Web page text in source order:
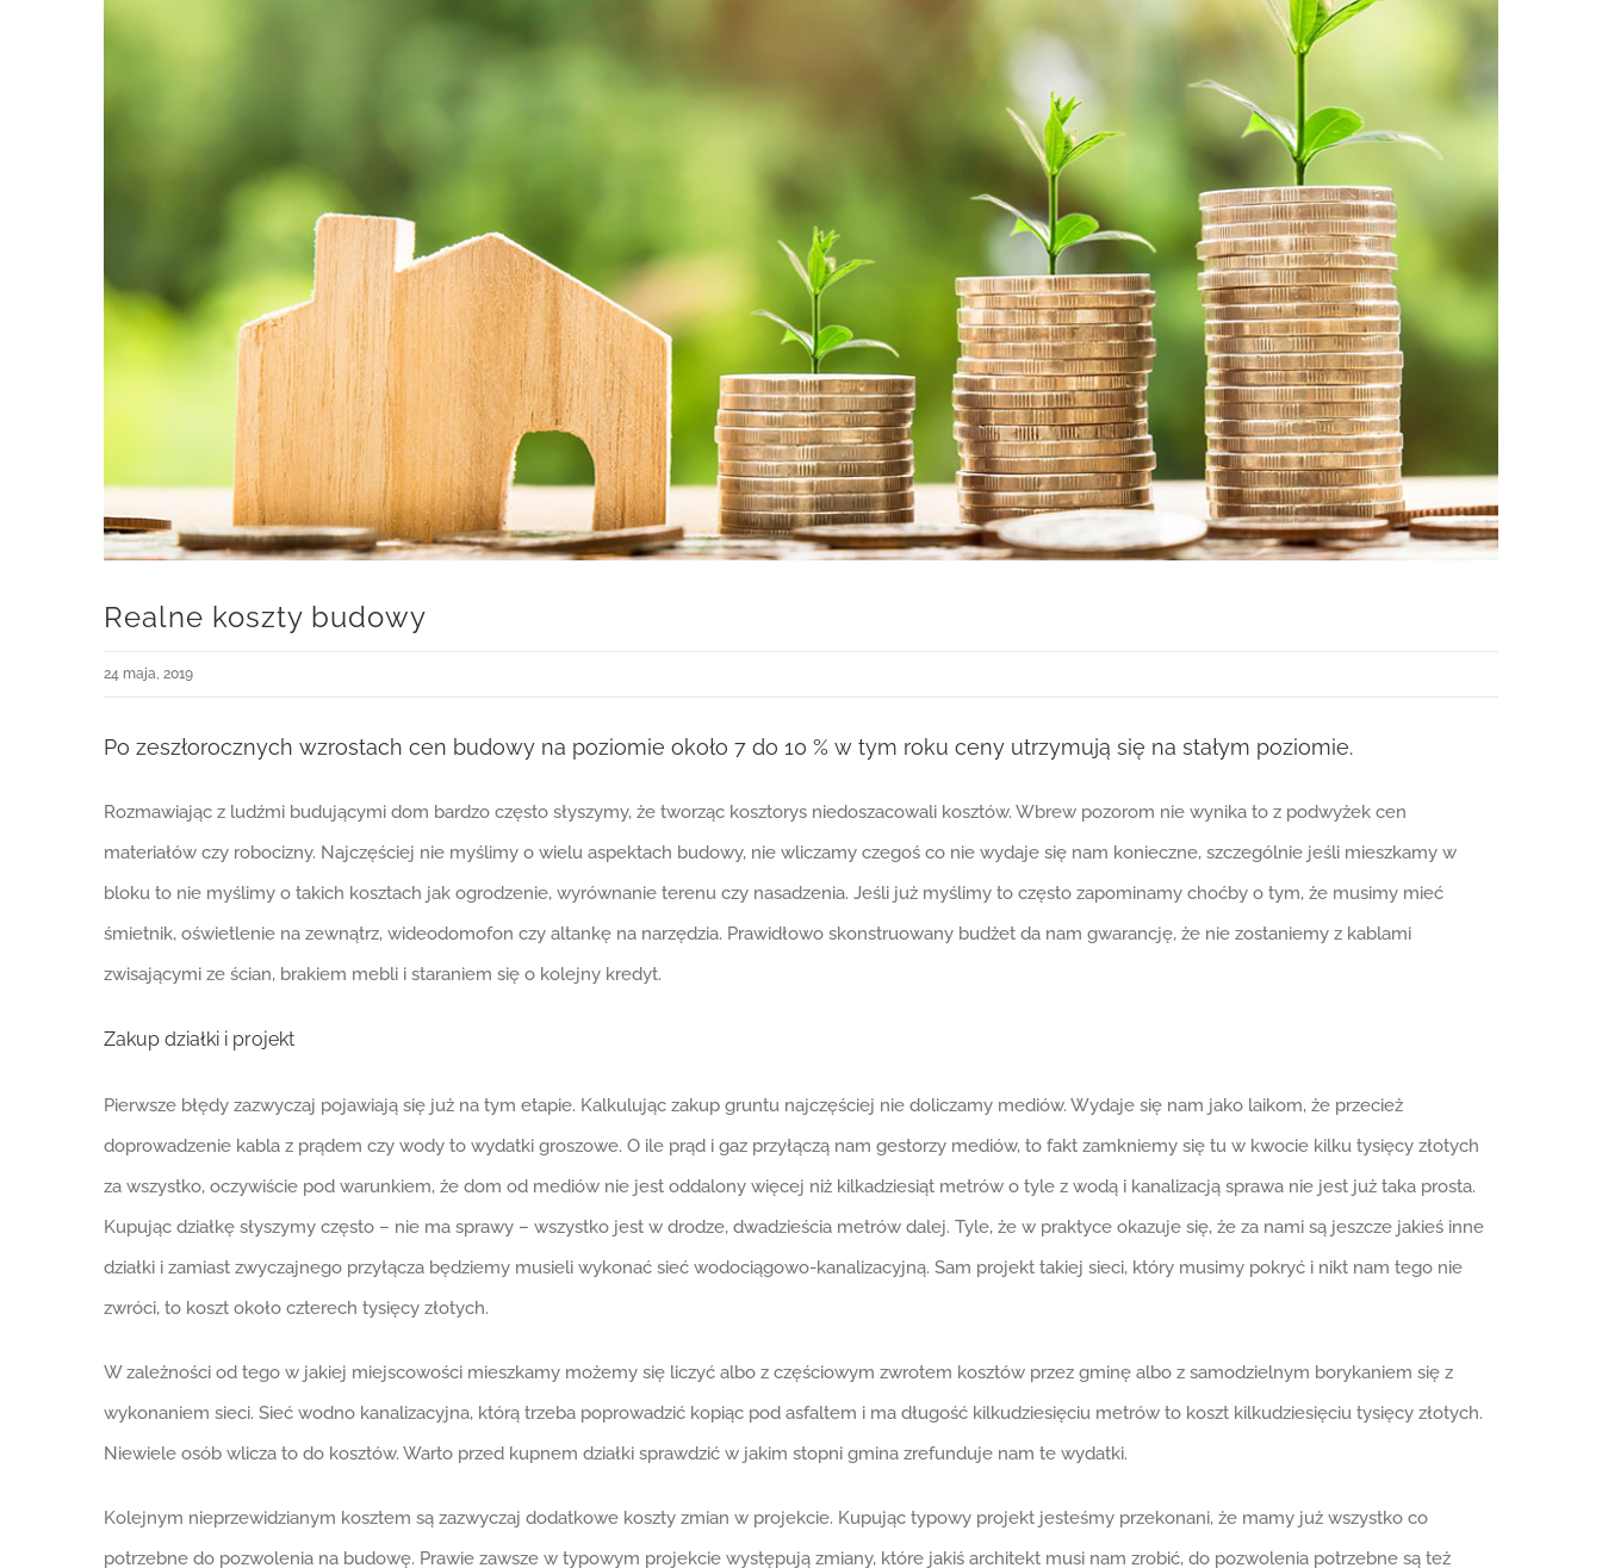
Realne koszty budowy
24 maja, 2019
Po zeszłorocznych wzrostach cen budowy na poziomie około 7 do 10 % w tym roku ceny utrzymują się na stałym poziomie.
Rozmawiając z ludźmi budującymi dom bardzo często słyszymy, że tworząc kosztorys niedoszacowali kosztów. Wbrew pozorom nie wynika to z podwyżek cen
materiałów czy robocizny. Najczęściej nie myślimy o wielu aspektach budowy, nie wliczamy czegoś co nie wydaje się nam konieczne, szczególnie jeśli mieszkamy w
bloku to nie myślimy o takich kosztach jak ogrodzenie, wyrównanie terenu czy nasadzenia. Jeśli już myślimy to często zapominamy choćby o tym, że musimy mieć
śmietnik, oświetlenie na zewnątrz, wideodomofon czy altankę na narzędzia. Prawidłowo skonstruowany budżet da nam gwarancję, że nie zostaniemy z kablami
zwisającymi ze ścian, brakiem mebli i staraniem się o kolejny kredyt.
Zakup działki i projekt
Pierwsze błędy zazwyczaj pojawiają się już na tym etapie. Kalkulując zakup gruntu najczęściej nie doliczamy mediów. Wydaje się nam jako laikom, że przecież
doprowadzenie kabla z prądem czy wody to wydatki groszowe. O ile prąd i gaz przyłączą nam gestorzy mediów, to fakt zamkniemy się tu w kwocie kilku tysięcy złotych
za wszystko, oczywiście pod warunkiem, że dom od mediów nie jest oddalony więcej niż kilkadziesiąt metrów o tyle z wodą i kanalizacją sprawa nie jest już taka prosta.
Kupując działkę słyszymy często – nie ma sprawy – wszystko jest w drodze, dwadzieścia metrów dalej. Tyle, że w praktyce okazuje się, że za nami są jeszcze jakieś inne
działki i zamiast zwyczajnego przyłącza będziemy musieli wykonać sieć wodociągowo-kanalizacyjną. Sam projekt takiej sieci, który musimy pokryć i nikt nam tego nie
zwróci, to koszt około czterech tysięcy złotych.
W zależności od tego w jakiej miejscowości mieszkamy możemy się liczyć albo z częściowym zwrotem kosztów przez gminę albo z samodzielnym borykaniem się z
wykonaniem sieci. Sieć wodno kanalizacyjna, którą trzeba poprowadzić kopiąc pod asfaltem i ma długość kilkudziesięciu metrów to koszt kilkudziesięciu tysięcy złotych.
Niewiele osób wlicza to do kosztów. Warto przed kupnem działki sprawdzić w jakim stopni gmina zrefunduje nam te wydatki.
Kolejnym nieprzewidzianym kosztem są zazwyczaj dodatkowe koszty zmian w projekcie. Kupując typowy projekt jesteśmy przekonani, że mamy już wszystko co
potrzebne do pozwolenia na budowę. Prawie zawsze w typowym projekcie występują zmiany, które jakiś architekt musi nam zrobić, do pozwolenia potrzebne są też